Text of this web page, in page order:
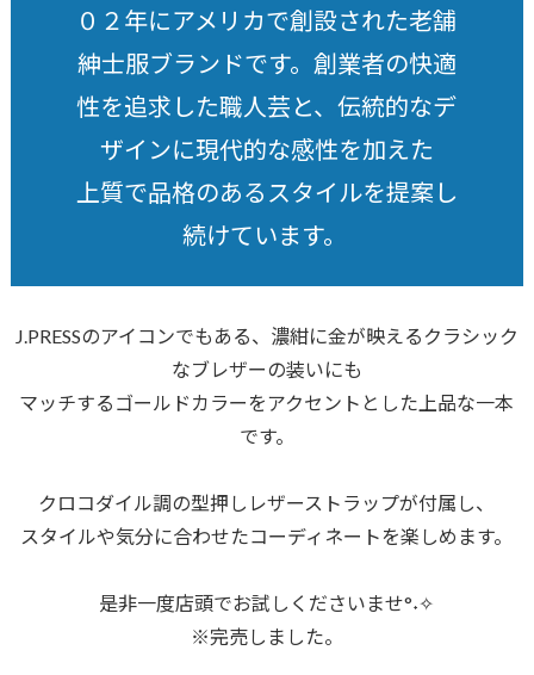
０２年にアメリカで創設された老舗
紳士服ブランドです。創業者の快適
性を追求した職人芸と、伝統的なデ
ザインに現代的な感性を加えた
上質で品格のあるスタイルを提案し
続けています。
J.PRESSのアイコンでもある、濃紺に金が映えるクラシック
なブレザーの装いにも
マッチするゴールドカラーをアクセントとした上品な一本
です。
クロコダイル調の型押しレザーストラップが付属し、
スタイルや気分に合わせたコーディネートを楽しめます。
是非一度店頭でお試しくださいませ°˖✧
※完売しました。